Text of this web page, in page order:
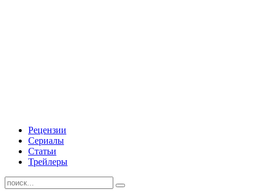
Рецензии
Сериалы
Статьи
Трейлеры
Найти: